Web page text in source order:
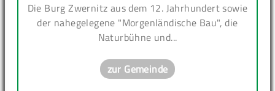
Die Burg Zwernitz aus dem 12. Jahrhundert sowie
der nahegelegene "Morgenländische Bau", die
Naturbühne und...
zur Gemeinde